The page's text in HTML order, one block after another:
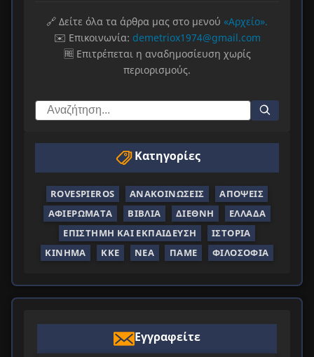
🔗 Δείτε όλα τα άρθρα μας στο μενού «Αρχείο».
✉️ Επικοινωνία: demetriox1974@gmail.com
🆓 Επιτρέπεται η αναδημοσίευση χωρίς
περιορισμούς.
Κατηγορίες
ROVESPIEROS ΑΝΑΚΟΙΝΏΣΕΙΣ
ΑΠΌΨΕΙΣ
ΑΦΙΕΡΏΜΑΤΑ
ΒΙΒΛΊΑ ΔΙΕΘΝΉ
ΕΛΛΆΔΑ
ΕΠΙΣΤΉΜΗ ΚΑΙ ΕΚΠΑΊΔΕΥΣΗ
ΙΣΤΟΡΊΑ
ΚΊΝΗΜΑ
ΚΚΕ ΝΈΑ ΠΑΜΕ ΦΙΛΟΣΟΦΊΑ
Εγγραφείτε